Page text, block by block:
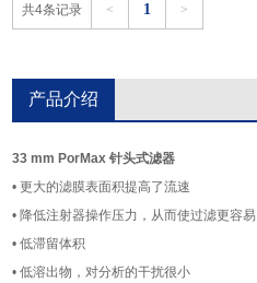
共4条记录 < 1 >
产品介绍
33 mm PorMax 针头式滤器
• 更大的滤膜表面积提高了流速
• 降低注射器操作压力，从而使过滤更容易
• 低滞留体积
• 低溶出物，对分析的干扰很小